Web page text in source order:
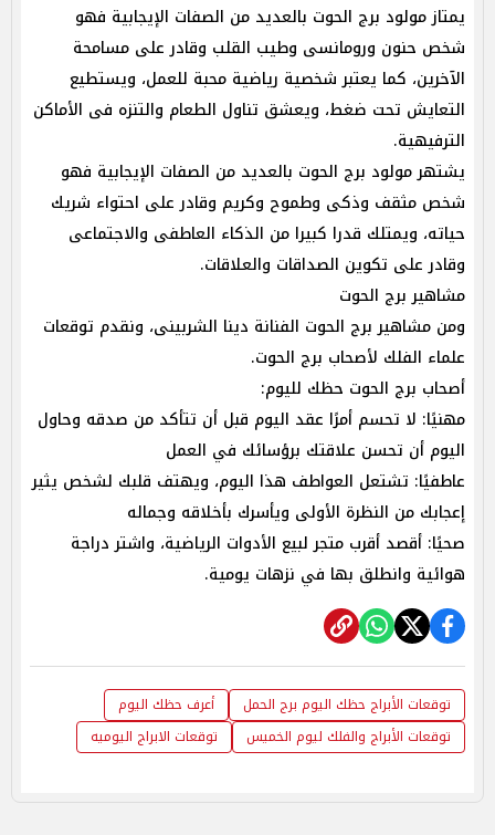
يمتاز مولود برج الحوت بالعديد من الصفات الإيجابية فهو
شخص حنون ورومانسى وطيب القلب وقادر على مسامحة
الآخرين، كما يعتبر شخصية رياضية محبة للعمل، ويستطيع
التعايش تحت ضغط، ويعشق تناول الطعام والتنزه فى الأماكن
الترفيهية.
يشتهر مولود برج الحوت بالعديد من الصفات الإيجابية فهو
شخص مثقف وذكى وطموح وكريم وقادر على احتواء شريك
حياته، ويمتلك قدرا كبيرا من الذكاء العاطفى والاجتماعى
وقادر على تكوين الصداقات والعلاقات.
مشاهير برج الحوت
ومن مشاهير برج الحوت الفنانة دينا الشربينى، ونقدم توقعات
علماء الفلك لأصحاب برج الحوت.
أصحاب برج الحوت حظك لليوم:
مهنيًا: لا تحسم أمرًا عقد اليوم قبل أن تتأكد من صدقه وحاول
اليوم أن تحسن علاقتك برؤسائك في العمل
عاطفيًا: تشتعل العواطف هذا اليوم، ويهتف قلبك لشخص يثير
إعجابك من النظرة الأولى ويأسرك بأخلاقه وجماله
صحيًا: أقصد أقرب متجر لبيع الأدوات الرياضية، واشتر دراجة
هوائية وانطلق بها في نزهات يومية.
توقعات الأبراج حظك اليوم برج الحمل
أعرف حظك اليوم
توقعات الأبراج والفلك ليوم الخميس
توقعات الابراج اليوميه